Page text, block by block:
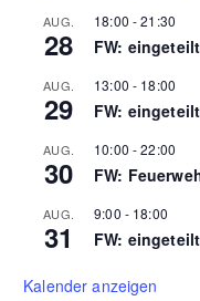
AUG.
28
18:00 -21:30
FW:
AUG.
29
13:00 - 18:00
FW:
AUG.
30
10:00 -22:00
FW:
AUG.
31
9:00 - 18:00
FW:
Kalender anzeigen